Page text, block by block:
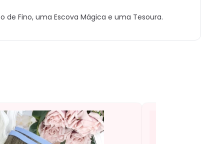
Fino, uma Escova Mágica e uma Tesoura.